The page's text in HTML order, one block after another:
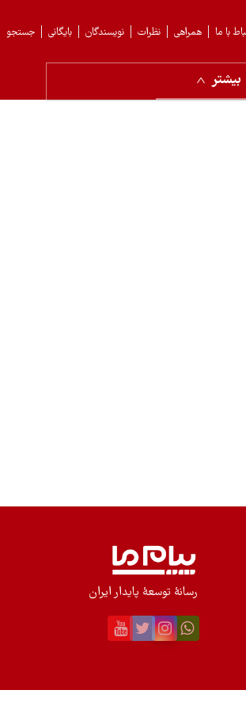
جستجو بایگانی نویسندگان نظرات همراهی با ما
بیشتر
رسانۀ توسعۀ پایدار ایران